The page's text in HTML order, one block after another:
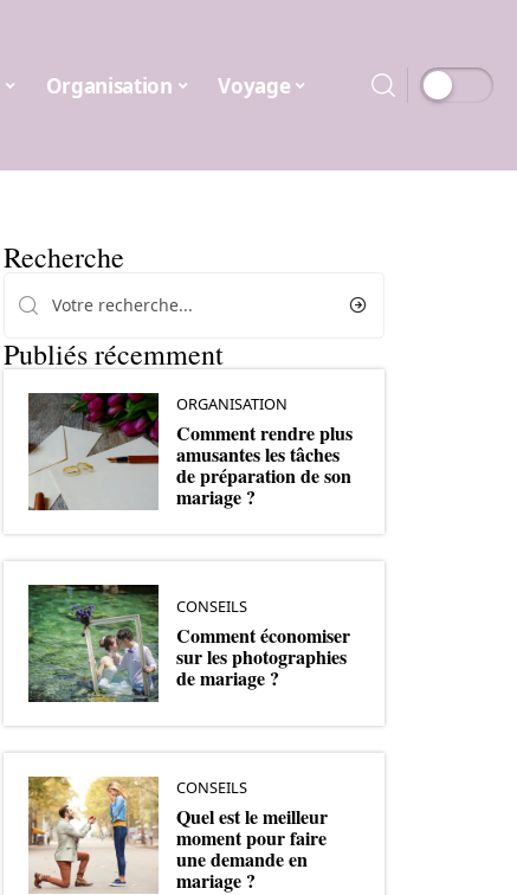
Organisation Voyage
Recherche
Publiés récemment
ORGANISATION
Comment rendre plus
amusantes les tâches
de préparation de son
mariage ?
CONSEILS
Comment économiser
sur les photographies
de mariage ?
CONSEILS
Quel est le meilleur
moment pour faire
une demande en
mariage ?